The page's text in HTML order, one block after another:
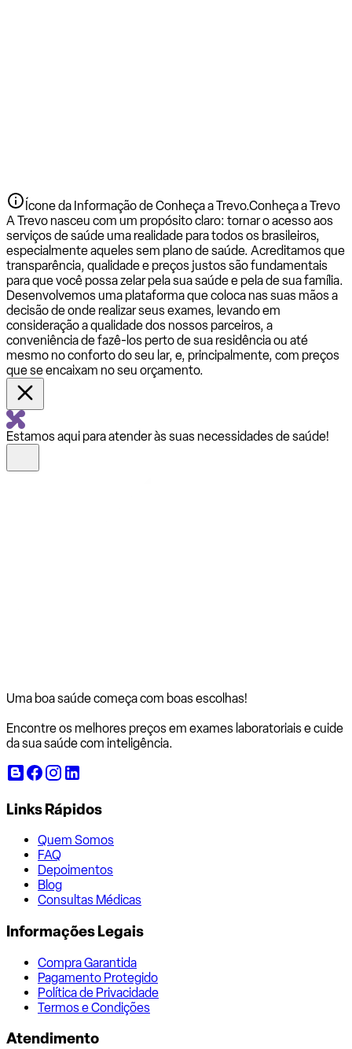
Ícone da Informação de Conheça a Trevo.Conheça a Trevo
A Trevo nasceu com um propósito claro: tornar o acesso aos
serviços de saúde uma realidade para todos os brasileiros,
especialmente aqueles sem plano de saúde. Acreditamos que
transparência, qualidade e preços justos são fundamentais
para que você possa zelar pela sua saúde e pela de sua família.
Desenvolvemos uma plataforma que coloca nas suas mãos a
decisão de onde realizar seus exames, levando em
consideração a qualidade dos nossos parceiros, a
conveniência de fazê-los perto de sua residência ou até
mesmo no conforto do seu lar, e, principalmente, com preços
que se encaixam no seu orçamento.
Estamos aqui para atender às suas necessidades de saúde!
Uma boa saúde começa com boas escolhas!
Encontre os melhores preços em exames laboratoriais e cuide
da sua saúde com inteligência.
Links Rápidos
Quem Somos
FAQ
Depoimentos
Blog
Consultas Médicas
Informações Legais
Compra Garantida
Pagamento Protegido
Política de Privacidade
Termos e Condições
Atendimento